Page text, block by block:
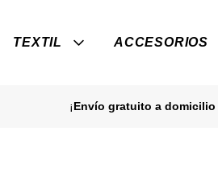
TEXTIL ACCESORIOS
¡Envío gratuito a domicilio